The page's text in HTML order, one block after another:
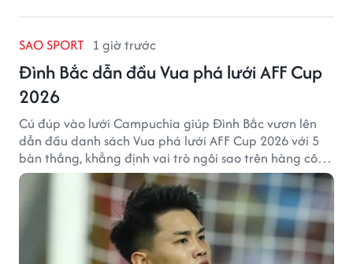
SAO SPORT 1 giờ trước
Đình Bắc dẫn đầu Vua phá lưới AFF Cup
2026
Cú đúp vào lưới Campuchia giúp Đình Bắc vươn lên
dẫn đầu danh sách Vua phá lưới AFF Cup 2026 với 5
bàn thắng, khẳng định vai trò ngôi sao trên hàng công
tuyển Việt Nam.